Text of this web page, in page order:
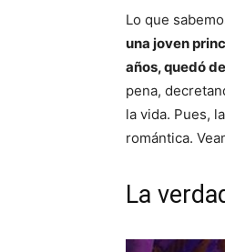
Lo que
una joven
años, quedó
pena,
la vida. Pues,
romántica.
La